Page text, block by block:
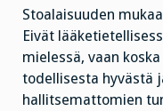
Stoalaisuuden
Eivät
mielessä, vaan
todellisesta hyvästä
hallitsemattomien